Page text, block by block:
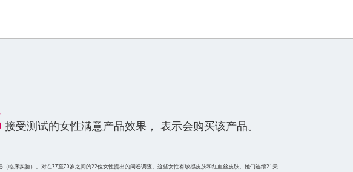
接受测试的女性满意产品效果， 表示会购买该产品。
（临床实验）。对在37至70岁之间的22位女性提出的问卷调查。这些女性有敏感皮肤和红血丝皮肤。她们连续21天